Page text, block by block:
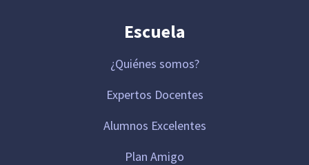
Escuela
¿Quiénes somos?
Expertos Docentes
Alumnos Excelentes
Plan Amigo